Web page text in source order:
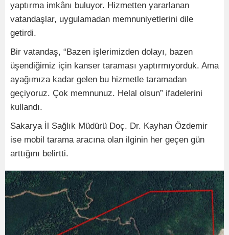
yaptırma imkânı buluyor. Hizmetten yararlanan
vatandaşlar, uygulamadan memnuniyetlerini dile
getirdi.
Bir vatandaş, “Bazen işlerimizden dolayı, bazen
üşendiğimiz için kanser taraması yaptırmıyorduk. Ama
ayağımıza kadar gelen bu hizmetle taramadan
geçiyoruz. Çok memnunuz. Helal olsun” ifadelerini
kullandı.
Sakarya İl Sağlık Müdürü Doç. Dr. Kayhan Özdemir
ise mobil tarama aracına olan ilginin her geçen gün
arttığını belirtti.